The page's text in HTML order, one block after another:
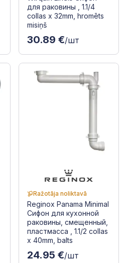
для раковины , 1.1/4
collas x 32mm, hromēts
misiņš
30.89 €/шт
Ražotāja noliktavā
Reginox Panama Minimal
Сифон для кухонной
раковины, смещенный,
пластмасса , 1.1/2 collas
x 40mm, balts
24.95 €/шт